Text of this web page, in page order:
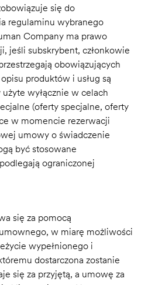
się do
regulaminu wybranego
Company ma prawo
jeśli subskrybent, członkowie
obowiązujących
produktów i usług są
wyłącznie w celach
(oferty specjalne, oferty
w momencie rezerwacji
umowy o świadczenie
być stosowane
ograniczonej
się za pomocą
w miarę możliwości
wypełnionego i
dostarczona zostanie
się za przyjętą, a umowę za